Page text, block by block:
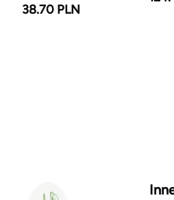
38.70 PLN